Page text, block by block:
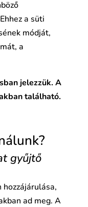
a süti
módját,
a
jelezzük. A
található.
gyűjtő
hozzájárulása,
ad meg. A